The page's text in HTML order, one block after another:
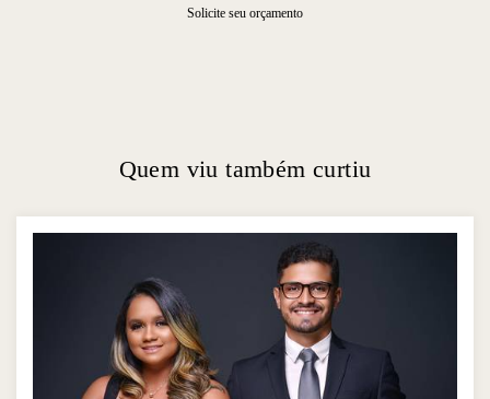
Solicite seu orçamento
Quem viu também curtiu